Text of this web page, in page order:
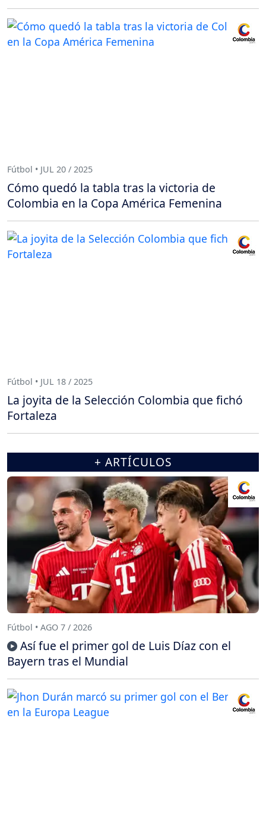
Fútbol • JUL 20 / 2025
Cómo quedó la tabla tras la victoria de
Colombia en la Copa América Femenina
Fútbol • JUL 18 / 2025
La joyita de la Selección Colombia que fichó
Fortaleza
+ ARTÍCULOS
Fútbol • AGO 7 / 2026
Así fue el primer gol de Luis Díaz con el
Bayern tras el Mundial